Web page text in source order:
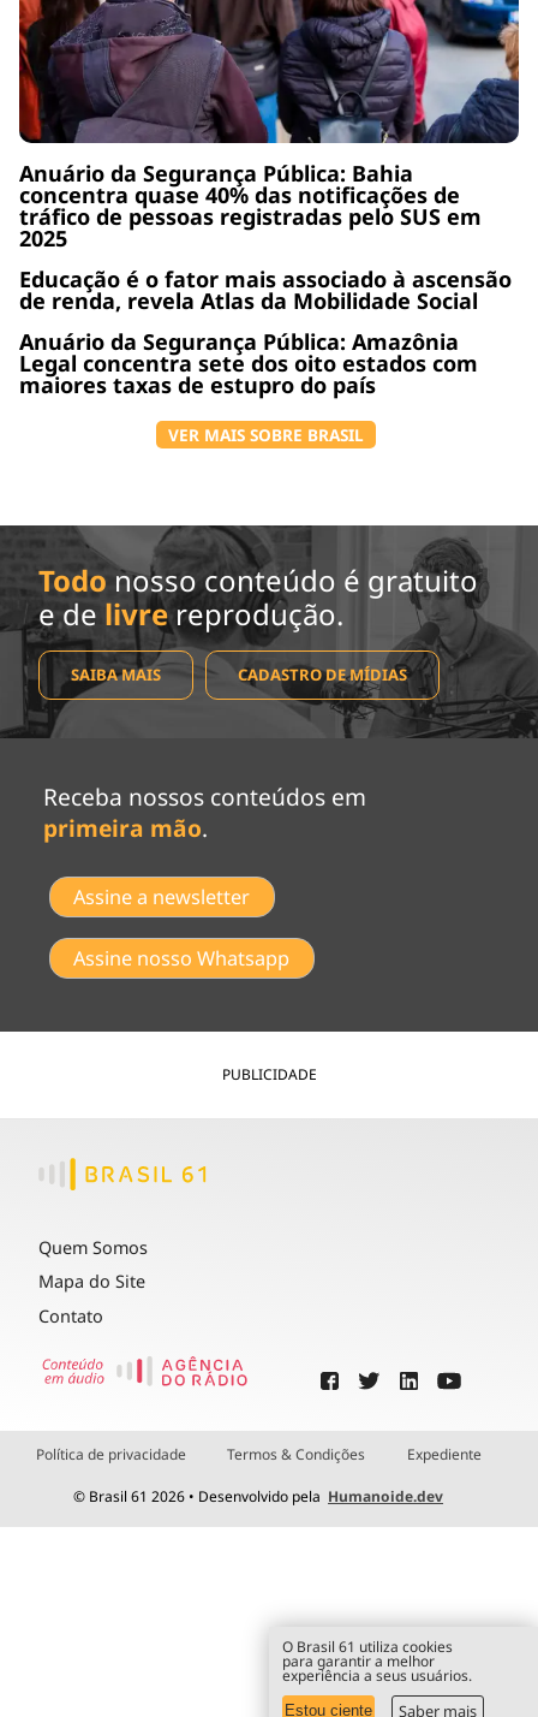
Anuário da Segurança Pública: Bahia
concentra quase 40% das notificações de
tráfico de pessoas registradas pelo SUS em
2025
Educação é o fator mais associado à ascensão
de renda, revela Atlas da Mobilidade Social
Anuário da Segurança Pública: Amazônia
Legal concentra sete dos oito estados com
maiores taxas de estupro do país
VER MAIS SOBRE BRASIL
Todo nosso conteúdo é gratuito
e de livrereprodução.
SAIBA MAIS CADASTRO DE MÍDIAS
Receba nossos conteúdos em
primeira mão.
Assine a newsletter
Assine nosso Whatsapp
PUBLICIDADE
Quem Somos
Mapa do Site
Contato
Política de privacidade Termos & Condições Expediente
© Brasil 61 2026 • Desenvolvido pela Humanoide.dev
O Brasil 61 utiliza cookies
para garantir a melhor
experiência a seus usuários.
Estou ciente Saber mais